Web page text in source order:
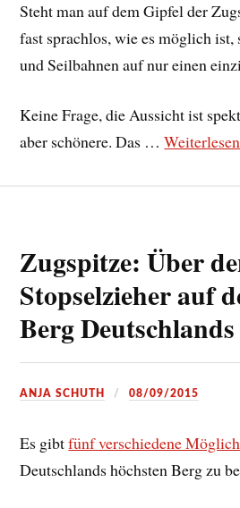
Steht man auf dem Gipfel der
fast sprachlos, wie es möglich ist,
und Seilbahnen auf nur einen
Keine Frage, die Aussicht ist
aber schönere. Das …Weiterlesen
Zugspitze: Über
Stopselzieher auf
Berg Deutschlands
ANJA SCHUTH 08/09/2015
Es gibtfünf verschiedene
Deutschlands höchsten Berg zu